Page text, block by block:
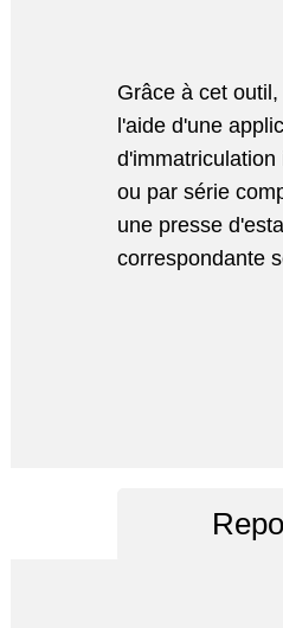
Grâce à cet
l'aide d'une
ou par série
une presse
correspondante